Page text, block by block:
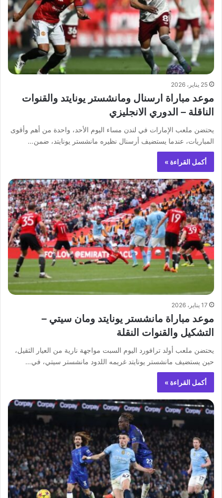
25 يناير، 2026
موعد مباراة ارسنال ومانشستر يونايتد والقنوات
الناقلة – الدوري الانجليزي
يحتضن ملعب الإمارات في لندن مساء اليوم الأحد، واحدة من أهم وأقوى
المباريات، عندما يستضيف أرسنال نظيره مانشستر يونايتد، ضمن…
أكمل القراءة »
17 يناير، 2026
موعد مباراة مانشستر يونايتد ومان سيتي –
التشكيل والقنوات النقلة
يحتضن ملعب أولد ترافورد اليوم السبت مواجهة نارية من العيار الثقيل،
حين يستضيف مانشستر يونايتد غريمه اللدود مانشستر سيتي، في…
أكمل القراءة »